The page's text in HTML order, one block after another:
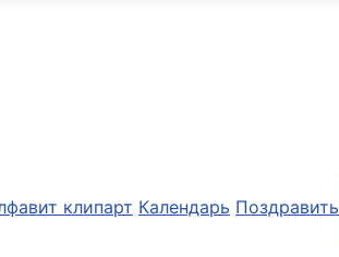
клипарт Календарь Поздравить